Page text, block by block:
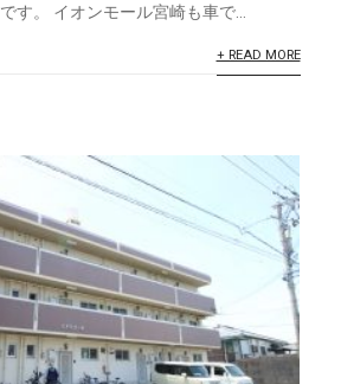
す。 イオンモール宮崎も車で...
+ READ MORE